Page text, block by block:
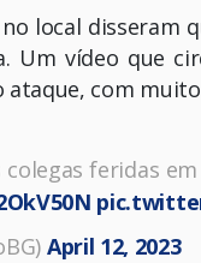
local disseram
Um vídeo que
ataque, com
colegas feridas
April 12, 2023